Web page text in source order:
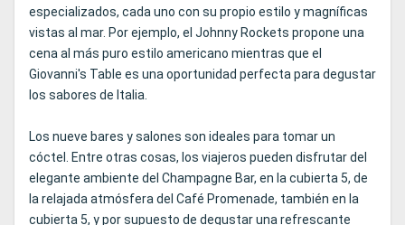
especializados, cada uno con su propio estilo y magníficas
vistas al mar. Por ejemplo, el Johnny Rockets propone una
cena al más puro estilo americano mientras que el
Giovanni's Table es una oportunidad perfecta para degustar
los sabores de Italia.
Los nueve bares y salones son ideales para tomar un
cóctel. Entre otras cosas, los viajeros pueden disfrutar del
elegante ambiente del Champagne Bar, en la cubierta 5, de
la relajada atmósfera del Café Promenade, también en la
cubierta 5, y por supuesto de degustar una refrescante